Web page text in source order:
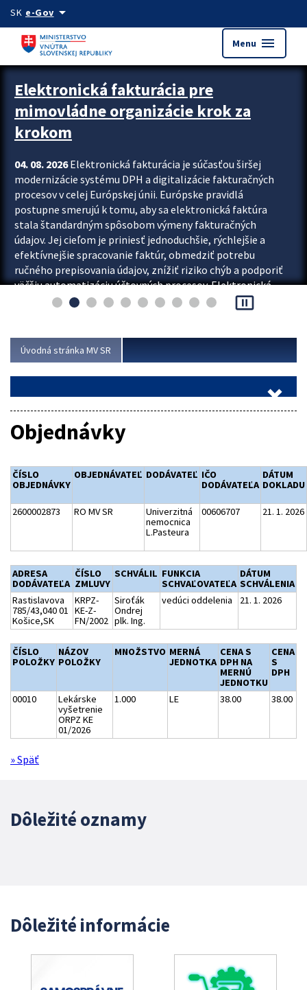
Preskocit na hlavný obsah
SK e-Govarrow_drop_down
Menu menu
Zastavit automatický posun upútavok
Elektronická fakturácia pre
mimovládne organizácie krok za
krokom
04. 08. 2026Elektronická fakturácia je súčasťou širšej
modernizácie systému DPH a digitalizácie fakturačných
procesov v celej Európskej únii. Európske pravidlá
postupne smerujú k tomu, aby sa elektronická faktúra
stala štandardným spôsobom výmeny fakturačných
údajov. Jej cieľom je priniesť jednoduchšie, rýchlejšie a
efektívnejšie spracovanie faktúr, obmedziť potrebu
ručného prepisovania údajov, znížiť riziko chýb a podporiť
väčšiu automatizáciu účtovných procesov. Elektronická
fakturácia preto nepredstavuje...
pause_presentation
Úvodná stránka MV SR
Objednávky
ČÍSLO
OBJEDNÁVKY
OBJEDNÁVATEĽ DODÁVATEĽ IČO
DODÁVATEĽA
DÁTUM
DOKLADU
2600002873 RO MV SR
Univerzitná
nemocnica
L.Pasteura
00606707 21. 1. 2026
ADRESA
DODÁVATEĽA
ČÍSLO
ZMLUVY
SCHVÁLIL FUNKCIA
SCHVAĽOVATEĽA
DÁTUM
SCHVÁLENIA
Rastislavova
785/43,040 01
Košice,SK
KRPZ-
KE-Z-
FN/2002
Siroťák
Ondrej
plk. Ing.
vedúci oddelenia 21. 1. 2026
ČÍSLO
POLOŽKY
NÁZOV
POLOŽKY
MNOŽSTVO MERNÁ
JEDNOTKA
CENA S
DPH NA
MERNÚ
JEDNOTKU
CENA
S
DPH
00010
Lekárske
vyšetrenie
ORPZ KE
01/2026
1.000 LE 38.00 38.00
» Späť
Dôležité oznamy
Dôležité informácie